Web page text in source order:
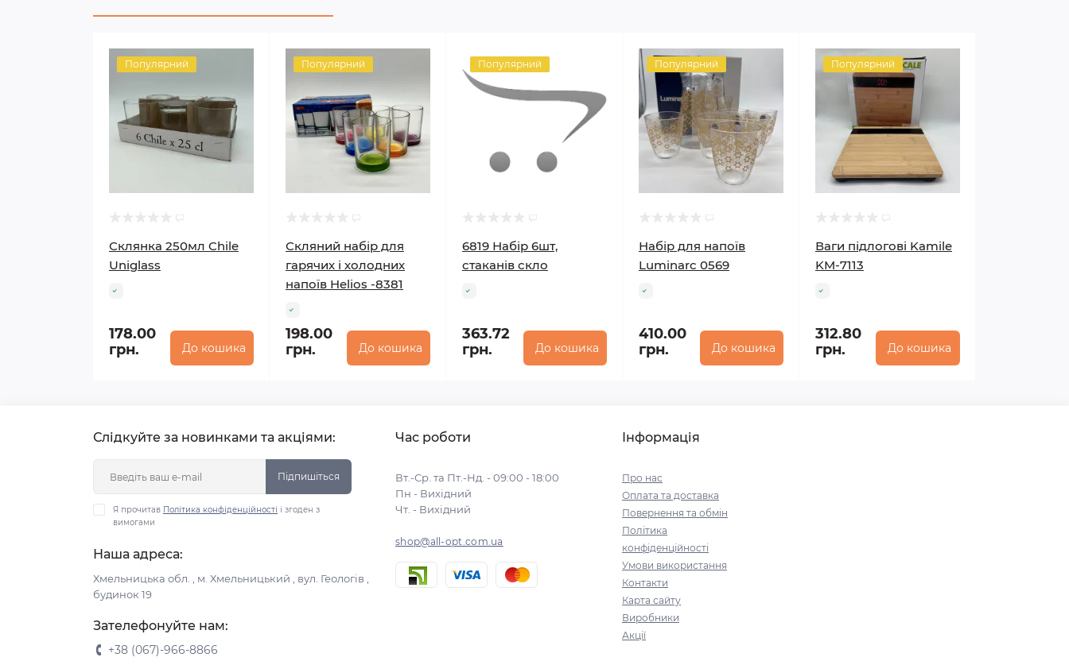
Популярний
Склянка 250мл Chile
Uniglass
178.00
грн.
До кошика
Популярний
Скляний набір для
гарячих і холодних
напоїв Helios -8381
198.00
грн.
До кошика
Популярний
6819 Набір 6шт,
стаканів скло
363.72
грн.
До кошика
Популярний
Набір для напоїв
Luminarc 0569
410.00
грн.
До кошика
Популярний
Ваги підлогові Kamile
KM-7113
312.80
грн.
До кошика
Слідкуйте за новинками та акціями:
Підпишіться
Я прочитав Політика конфіденційності і згоден з
вимогами
Наша адреса:
Хмельницька обл. , м. Хмельницький , вул. Геологів ,
будинок 19
Зателефонуйте нам:
+38 (067)-966-8866
Час роботи
Вт.-Ср. та Пт.-Нд. - 09:00 - 18:00
Пн - Вихідний
Чт. - Вихідний
shop@all-opt.com.ua
Інформація
Про нас
Оплата та доставка
Повернення та обмін
Політика
конфіденційності
Умови використання
Контакти
Карта сайту
Виробники
Акції